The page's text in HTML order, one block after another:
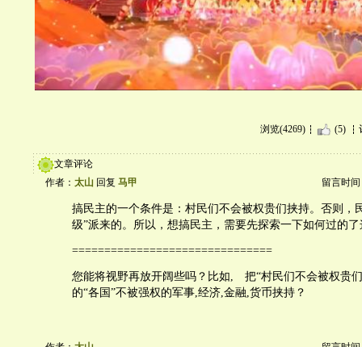
浏览(4269) (5)
文章评论
作者： 太山 回复 马甲 留言时间
搞民主的一个条件是：村民们不会被权贵们挟持。否则，
级”派来的。所以，想搞民主，需要先探索一下如何过的
===============================
您能将视野再放开阔些吗？比如, 把“村民们不会被权贵
的“各国”不被强权的军事,经济,金融,货币挟持？